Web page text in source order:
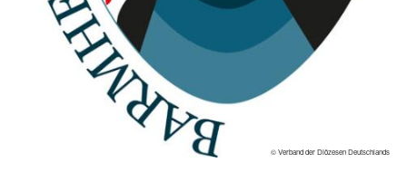
© Verband der Diözesen Deutschlands